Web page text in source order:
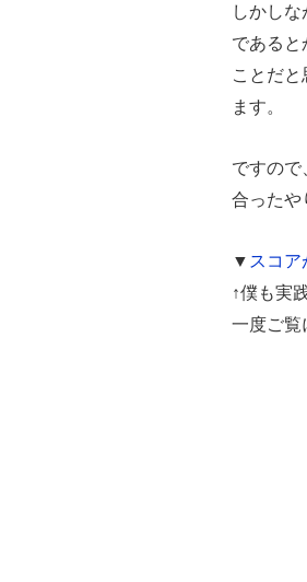
しかし
であると
ことだ
ます。
ですので
合ったや
▼ スコ
↑僕も実
一度ご覧